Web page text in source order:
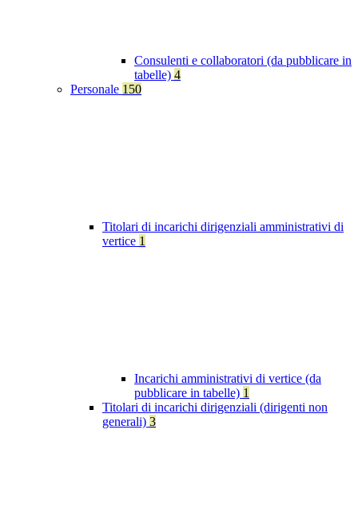
Consulenti e collaboratori (da pubblicare in
tabelle) 4
Personale 150
Titolari di incarichi dirigenziali amministrativi di
vertice 1
Incarichi amministrativi di vertice (da
pubblicare in tabelle) 1
Titolari di incarichi dirigenziali (dirigenti non
generali) 3